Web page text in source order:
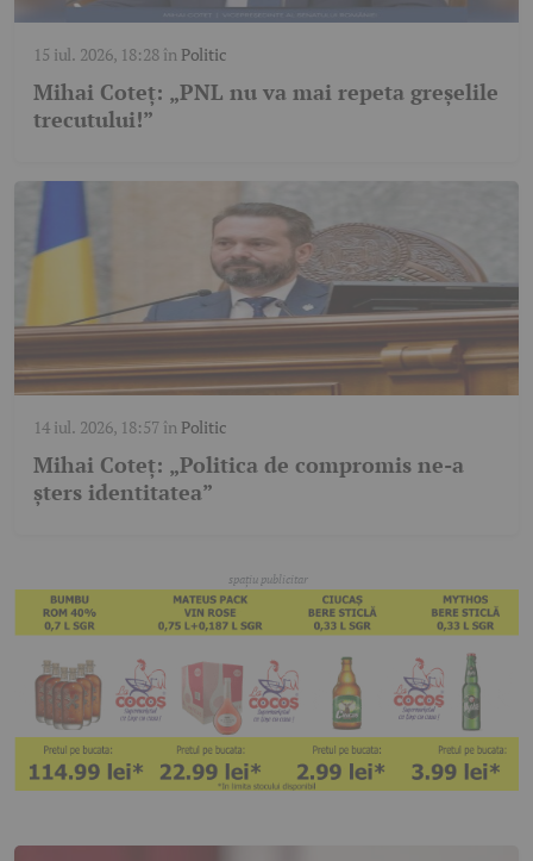
15 iul. 2026, 18:28în Politic
Mihai Coteț: „PNL nu va mai repeta greșelile
trecutului!”
14 iul. 2026, 18:57în Politic
Mihai Coteț: „Politica de compromis ne-a
șters identitatea”